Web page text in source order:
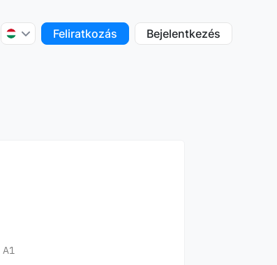
Feliratkozás Bejelentkezés
A1